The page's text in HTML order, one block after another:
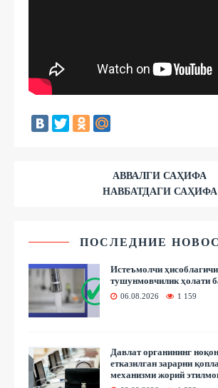
АВВАЛГИ САҲИФА
НАВБАТДАГИ САҲИФА
ПОСЛЕДНИЕ
Истеъмолчи
тушунмовчилик ҳолати
06.08.2026 1 159
Давлат органининг
етказилган зарарни
механизми жорий